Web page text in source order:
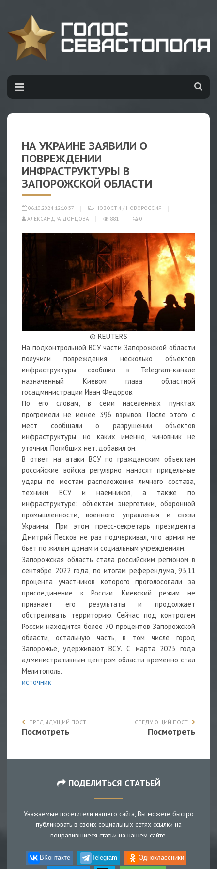
НА УКРАИНЕ ЗАЯВИЛИ О
ПОВРЕЖДЕНИИ
ИНФРАСТРУКТУРЫ В
ЗАПОРОЖСКОЙ ОБЛАСТИ
06.10.2024 12:10:37 НОВОСТИ / НОВОРОССИЯ
АЛЕКСАНДРА ДОНЦОВА
881 0
© REUTERS
На подконтрольной ВСУ части Запорожской области
получили повреждения несколько объектов
инфраструктуры, сообщил в Telegram-канале
назначенный Киевом глава областной
госадминистрации Иван Федоров.
По его словам, в семи населенных пунктах
прогремели не менее 396 взрывов. После этого с
мест сообщали о разрушении объектов
инфраструктуры, но каких именно, чиновник не
уточнил. Погибших нет, добавил он.
В ответ на атаки ВСУ по гражданским объектам
российские войска регулярно наносят прицельные
удары по местам расположения личного состава,
техники ВСУ и наемников, а также по
инфраструктуре: объектам энергетики, оборонной
промышленности, военного управления и связи
Украины. При этом пресс-секретарь президента
Дмитрий Песков не раз подчеркивал, что армия не
бьет по жилым домам и социальным учреждениям.
Запорожская область стала российским регионом в
сентябре 2022 года, по итогам референдума, 93,11
процента участников которого проголосовали за
присоединение к России. Киевский режим не
признает его результаты и продолжает
обстреливать территорию. Сейчас под контролем
России находится более 70 процентов Запорожской
области, остальную часть, в том числе город
Запорожье, удерживают ВСУ. С марта 2023 года
административным центром области временно стал
Мелитополь.
источник
ПРЕДЫДУЩИЙ ПОСТ
Посмотреть
СЛЕДУЮЩИЙ ПОСТ
Посмотреть
ПОДЕЛИТЬСЯ СТАТЬЕЙ
Уважаемые посетители нашего сайта, Вы можете быстро
публиковать в своих социальных сетях ссылки на
понравившиеся статьи на нашем сайте.
ВКонтакте Telegram Одноклассники